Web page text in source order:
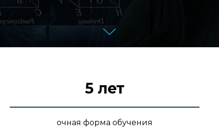
5 лет
очная форма обучения